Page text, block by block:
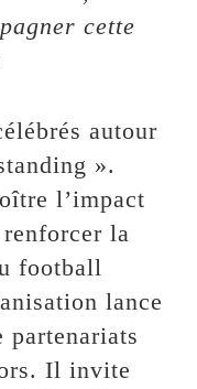
cette
autour
».
l’impact
la
football
lance
partenariats
Il invite